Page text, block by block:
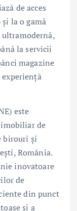
de acces
la o gamă
la servicii
magazine
este
de
birouri și
România.
inovatoare
de
din punct
și a